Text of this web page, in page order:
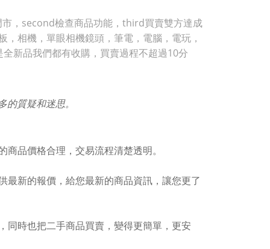
，second檢查商品功能，third買賣雙方達成
相機，單眼相機鏡頭，筆電，電腦，電玩，
新品我們都有收購，買賣過程不超過10分
質疑和迷思。
品價格合理，交易流程清楚透明。
最新的報價，給您最新的商品資訊，讓您更了
同時也把二手商品買賣，變得更簡單，更安